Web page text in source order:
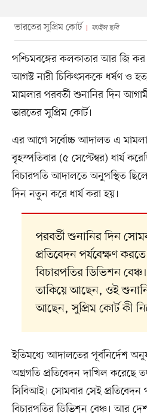
ভারতের সুপ্রিম কোর্ট ফাইল ছবি
পশ্চিমবঙ্গের কলকাতার আর জি
আগস্ট নারী চিকিৎসককে ধর্ষণ ও
মামলার পরবর্তী শুনানির দিন
ভারতের সুপ্রিম কোর্ট।
এর আগে সর্বোচ্চ আদালত এ
বৃহস্পতিবার (৫ সেপ্টেম্বর) ধার্য
বিচারপতি আদালতে অনুপস্থিত
দিন নতুন করে ধার্য করা হয়।
পরবর্তী শুনানির দিন
প্রতিবেদন পর্যবেক্ষণ
বিচারপতির ডিভিশন
তাকিয়ে আছেন, ওই
আছেন, সুপ্রিম কোর্ট কী
ইতিমধ্যে আদালতের পূর্বনির্দেশ
অগ্রগতি প্রতিবেদন দাখিল করেছে
সিবিআই। সোমবার সেই প্রতিবেদন
বিচারপতির ডিভিশন বেঞ্চ। আর